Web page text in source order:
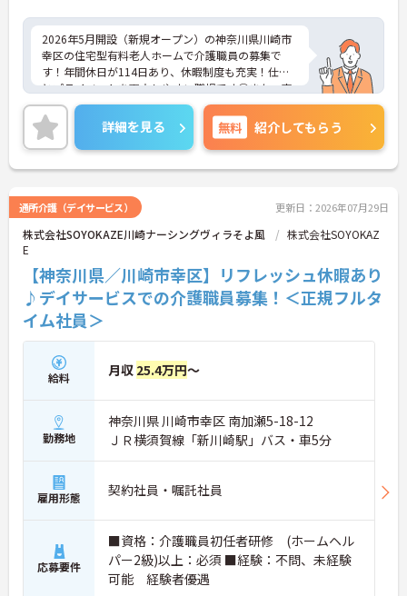
2026年5月開設（新規オープン）の神奈川県川崎市
幸区の住宅型有料老人ホームで介護職員の募集で
す！年間休日が114日あり、休暇制度も充実！仕事
とプライベートを両立しやすい職場です◎また、交
通費支給はもちろん、各種手当に加え昇給や賞与あ
りで待遇面もばっちり！あなたの頑張りがしっかり
評価されます♪ご興味のある方は面接ポイントをお
伝えしますので、お気軽にご相談ください！
詳細を見る 無料 紹介してもらう
通所介護（デイサービス） 更新日：2026年07月29日
株式会社SOYOKAZE川崎ナーシングヴィラそよ風
株式会社SOYOKAZ
E
【神奈川県／川崎市幸区】リフレッシュ休暇あり
♪デイサービスでの介護職員募集！＜正規フルタ
イム社員＞
給料 月収 25.4万円～
勤務地
神奈川県 川崎市幸区 南加瀬5-18-12
ＪＲ横須賀線「新川崎駅」バス・車5分
雇用形態 契約社員・嘱託社員
応募要件
■資格：介護職員初任者研修 (ホームヘル
パー2級)以上：必須 ■経験：不問、未経験
可能 経験者優遇